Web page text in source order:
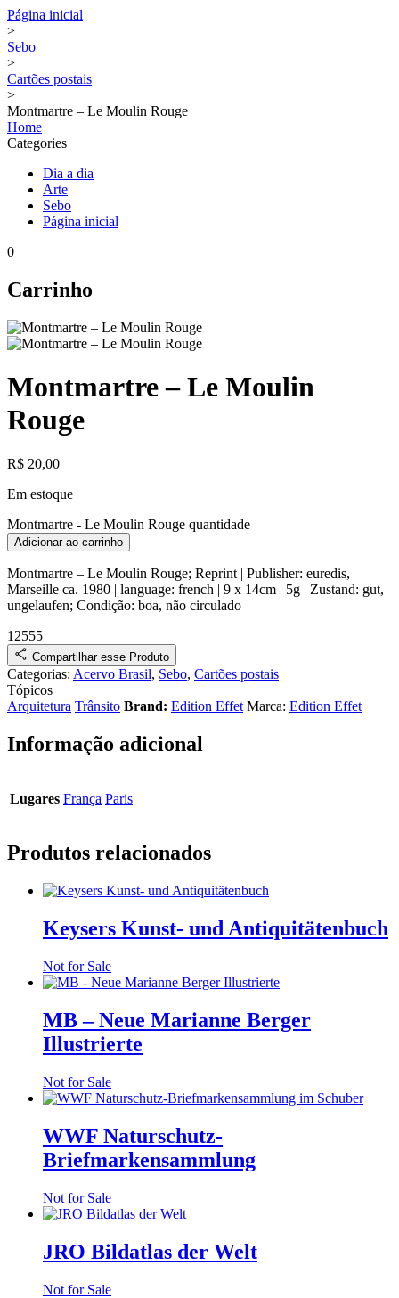
Página inicial
>
Sebo
>
Cartões postais
>
Montmartre – Le Moulin Rouge
Home
Categories
Dia a dia
Arte
Sebo
Página inicial
0
Carrinho
Montmartre – Le Moulin
Rouge
R$ 20,00
Em estoque
Montmartre - Le Moulin Rouge quantidade
Adicionar ao carrinho
Montmartre – Le Moulin Rouge; Reprint | Publisher: euredis,
Marseille ca. 1980 | language: french | 9 x 14cm | 5g | Zustand: gut,
ungelaufen; Condição: boa, não circulado
12555
Compartilhar esse Produto
Categorias: Acervo Brasil, Sebo, Cartões postais
Tópicos
Arquitetura Trânsito Brand: Edition Effet Marca: Edition Effet
Informação adicional
Lugares França Paris
Produtos relacionados
Keysers Kunst- und Antiquitätenbuch
Not for Sale
MB – Neue Marianne Berger
Illustrierte
Not for Sale
WWF Naturschutz-
Briefmarkensammlung
Not for Sale
JRO Bildatlas der Welt
Not for Sale